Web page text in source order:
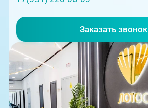
09:00-18:00
ул. 250-летия Челябинска, 73
Заказать звонок